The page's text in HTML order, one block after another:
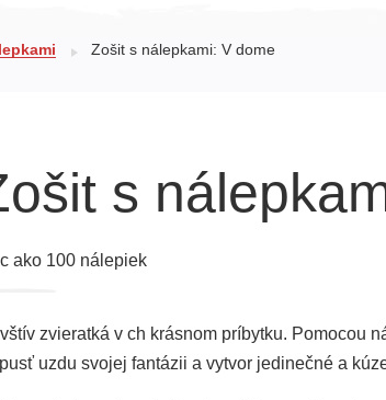
Všetky kategórie
Zošit s nálepkami: V dome
s
ako 100 nálepiek
zvieratká v ch krásnom príbytku. Pomocou
uzdu svojej fantázii a vytvor jedinečné a